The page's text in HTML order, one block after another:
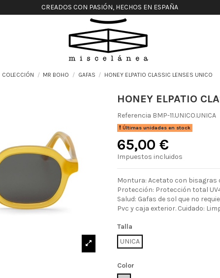
CREADOS CON PASIÓN, HECHOS EN ESPAÑA
COLECCIÓN MR BOHO GAFAS HONEY ELPATIO CLASSIC LENSES UNICO
HONEY ELPATIO
Referencia BMP-11.UNICO.UNICA
Últimas unidades en stock
65,00 €
Impuestos incluidos
Montura: Acetato con bisagras
Protección: Protección total
Salud: Gafas de sol que no
Pvc y caja exterior. Cuidado:
Talla
UNICA
Color